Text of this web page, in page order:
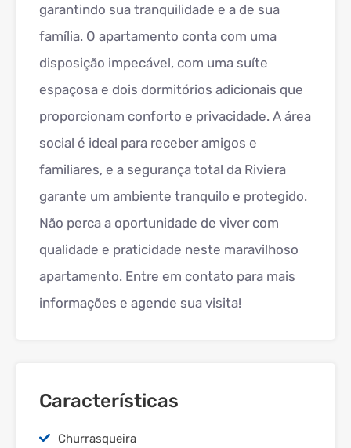
garantindo sua tranquilidade e a de sua
família. O apartamento conta com uma
disposição impecável, com uma suíte
espaçosa e dois dormitórios adicionais que
proporcionam conforto e privacidade. A área
social é ideal para receber amigos e
familiares, e a segurança total da Riviera
garante um ambiente tranquilo e protegido.
Não perca a oportunidade de viver com
qualidade e praticidade neste maravilhoso
apartamento. Entre em contato para mais
informações e agende sua visita!
Características
Churrasqueira